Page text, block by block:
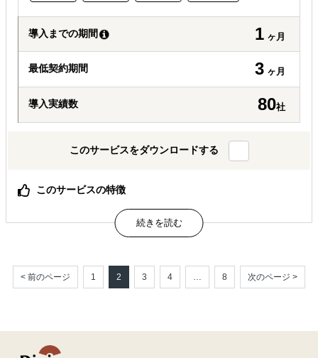
導入までの期間 1 ヶ月
最低契約期間 3 ヶ月
導入実績数 80社
このサービスをダウンロードする
このサービスの特徴
商談が進まない原因を、営業・努力論ではなく設計の抜け
として構造化
販路開拓を3フェーズ（意思決定／商談検証／条件設計）
確になる
< 前のページ 1 2 3 4 8 次のページ >